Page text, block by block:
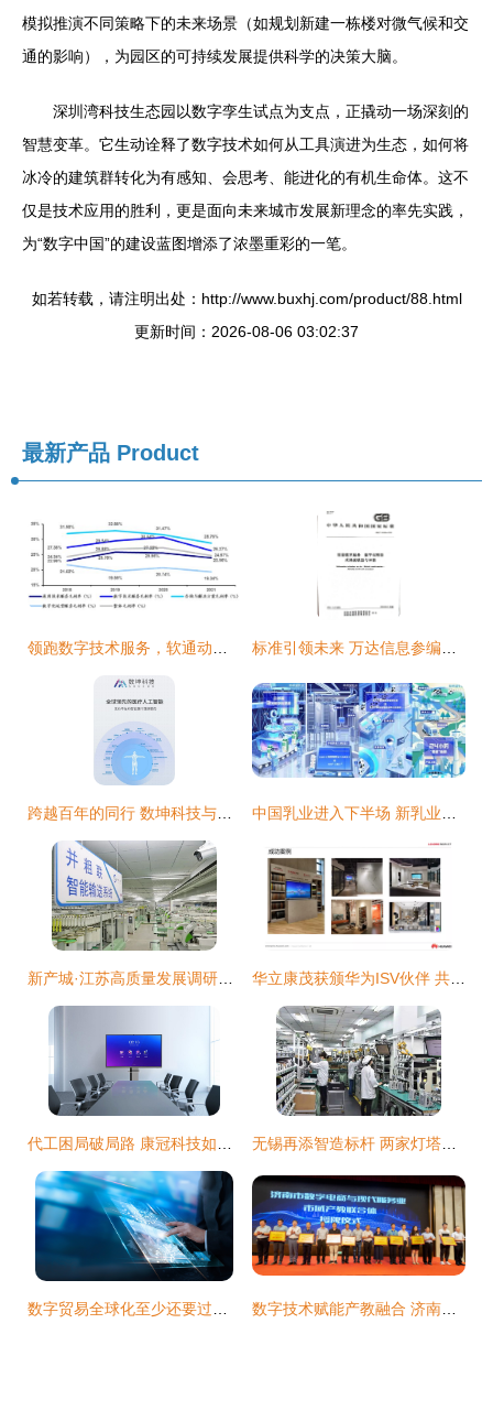
模拟推演不同策略下的未来场景（如规划新建一栋楼对微气候和交
通的影响），为园区的可持续发展提供科学的决策大脑。
深圳湾科技生态园以数字孪生试点为支点，正撬动一场深刻的
智慧变革。它生动诠释了数字技术如何从工具演进为生态，如何将
冰冷的建筑群转化为有感知、会思考、能进化的有机生命体。这不
仅是技术应用的胜利，更是面向未来城市发展新理念的率先实践，
为“数字中国”的建设蓝图增添了浓墨重彩的一笔。
如若转载，请注明出处：http://www.buxhj.com/product/88.html
更新时间：2026-08-06 03:02:37
最新产品 Product